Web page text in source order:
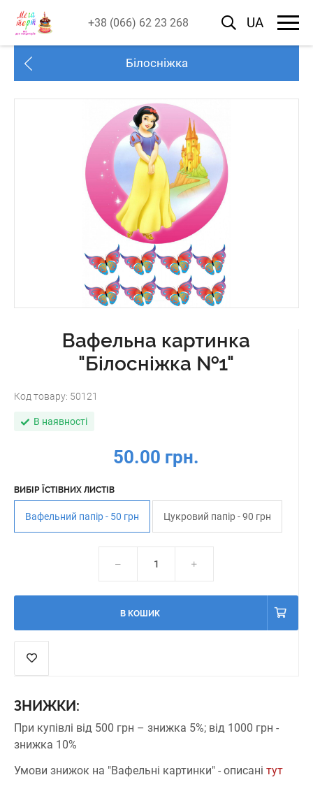
+38 (066) 62 23 268 UA
Білосніжка
Вафельна картинка
"Білосніжка №1"
Код товару: 50121
В наявності
50.00 грн.
ВИБІР ЇСТІВНИХ ЛИСТІВ
Вафельний папір - 50 грн Цукровий папір - 90 грн
В КОШИК
ЗНИЖКИ:
При купівлі від 500 грн – знижка 5%; від 1000 грн -
знижка 10%
Умови знижок на "Вафельні картинки" - описані тут